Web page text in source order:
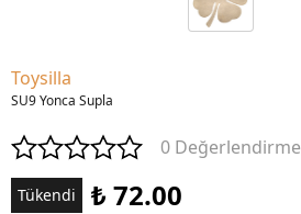
Toysilla
SU9 Yonca Supla
0 Değerlendirme
Tükendi ₺ 72.00